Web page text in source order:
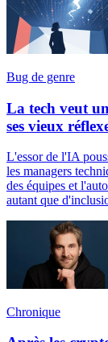
Bug de genre
La tech veut
ses vieux
L'essor de l'IA
les managers
des équipes et
autant que
Chronique